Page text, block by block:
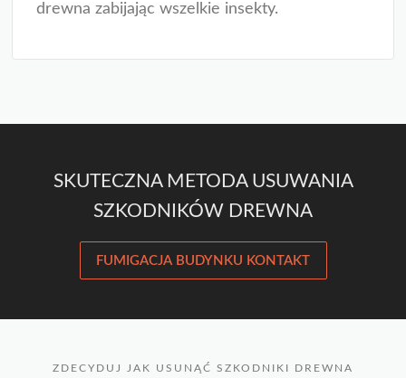
drewna zabijając wszelkie insekty.
SKUTECZNA METODA USUWANIA
SZKODNIKÓW DREWNA
FUMIGACJA BUDYNKU KONTAKT
ZDECYDUJ JAK USUNĄĆ SZKODNIKI DREWNA